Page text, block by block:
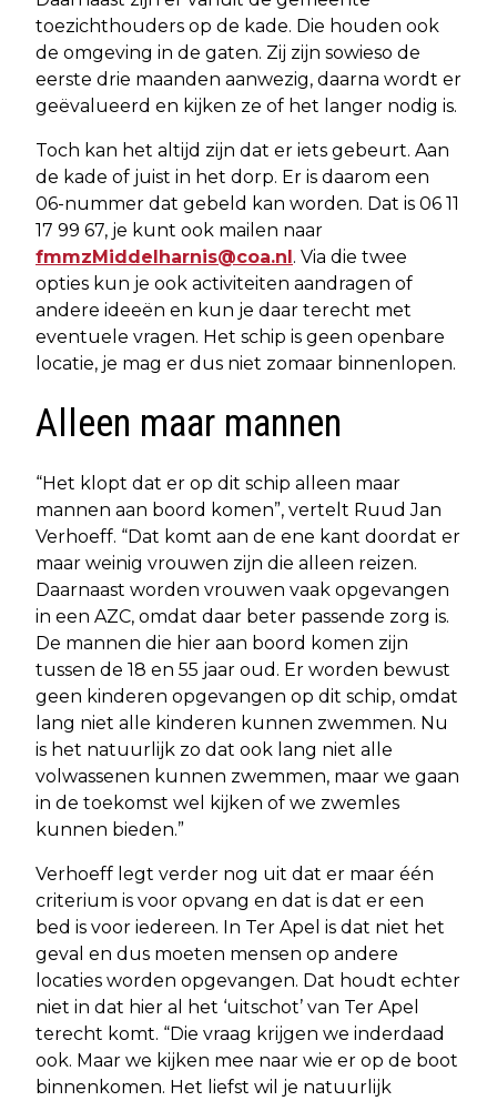
toezichthouders op de kade. Die houden ook
de omgeving in de gaten. Zij zijn sowieso de
eerste drie maanden aanwezig, daarna wordt er
geëvalueerd en kijken ze of het langer nodig is.
Toch kan het altijd zijn dat er iets gebeurt. Aan
de kade of juist in het dorp. Er is daarom een
06-nummer dat gebeld kan worden. Dat is 06 11
17 99 67, je kunt ook mailen naar
fmmzMiddelharnis@coa.nl. Via die twee
opties kun je ook activiteiten aandragen of
andere ideeën en kun je daar terecht met
eventuele vragen. Het schip is geen openbare
locatie, je mag er dus niet zomaar binnenlopen.
Alleen maar mannen
“Het klopt dat er op dit schip alleen maar
mannen aan boord komen”, vertelt Ruud Jan
Verhoeff. “Dat komt aan de ene kant doordat er
maar weinig vrouwen zijn die alleen reizen.
Daarnaast worden vrouwen vaak opgevangen
in een AZC, omdat daar beter passende zorg is.
De mannen die hier aan boord komen zijn
tussen de 18 en 55 jaar oud. Er worden bewust
geen kinderen opgevangen op dit schip, omdat
lang niet alle kinderen kunnen zwemmen. Nu
is het natuurlijk zo dat ook lang niet alle
volwassenen kunnen zwemmen, maar we gaan
in de toekomst wel kijken of we zwemles
kunnen bieden.”
Verhoeff legt verder nog uit dat er maar één
criterium is voor opvang en dat is dat er een
bed is voor iedereen. In Ter Apel is dat niet het
geval en dus moeten mensen op andere
locaties worden opgevangen. Dat houdt echter
niet in dat hier al het ‘uitschot’ van Ter Apel
terecht komt. “Die vraag krijgen we inderdaad
ook. Maar we kijken mee naar wie er op de boot
binnenkomen. Het liefst wil je natuurlijk